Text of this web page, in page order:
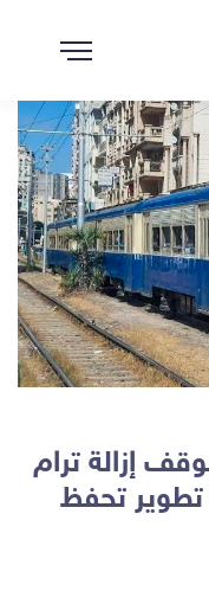
إزالة ترام
تطوير تحفظ